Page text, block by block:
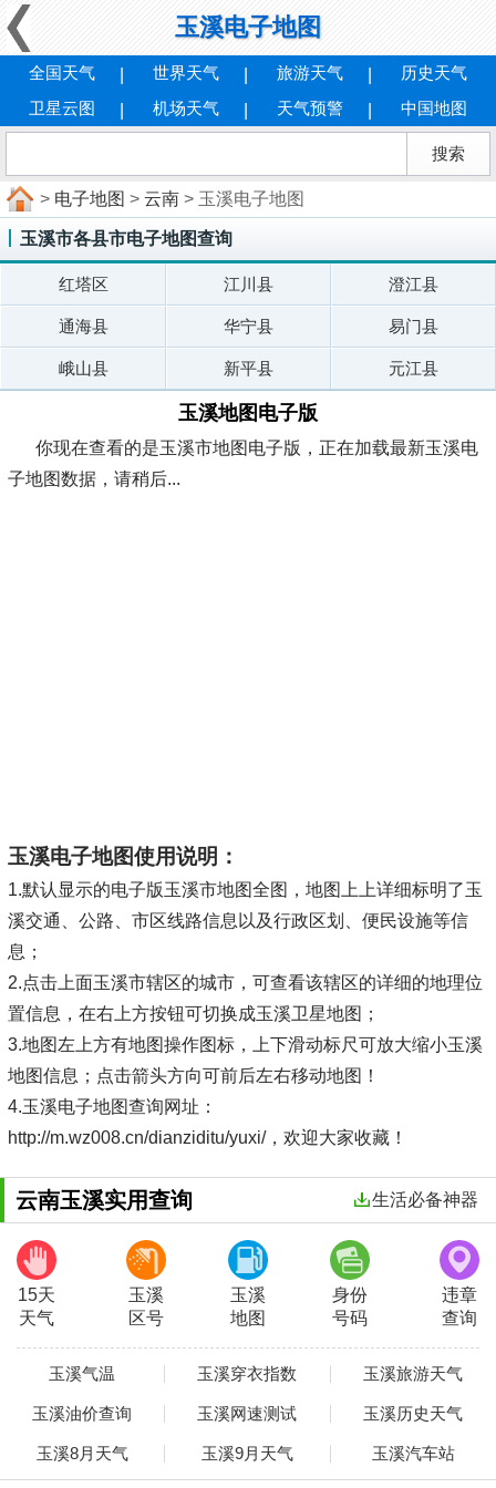
玉溪电子地图
全国天气 世界天气 旅游天气
历史天气
卫星云图
机场天气 天气预警 中国地图
> 电子地图 > 云南 > 玉溪电子地图
玉溪市各县市电子地图查询
红塔区 江川县 澄江县
通海县 华宁县 易门县
峨山县 新平县 元江县
玉溪地图电子版
你现在查看的是玉溪市地图电子版，正在加载最新玉溪电
子地图数据，请稍后...
玉溪电子地图使用说明：
1.默认显示的电子版玉溪市地图全图，地图上上详细标明了玉
溪交通、公路、市区线路信息以及行政区划、便民设施等信
息；
2.点击上面玉溪市辖区的城市，可查看该辖区的详细的地理位
置信息，在右上方按钮可切换成玉溪卫星地图；
3.地图左上方有地图操作图标，上下滑动标尺可放大缩小玉溪
地图信息；点击箭头方向可前后左右移动地图！
4.玉溪电子地图查询网址：
http://m.wz008.cn/dianziditu/yuxi/，欢迎大家收藏！
云南玉溪实用查询 生活必备神器
15天
天气
玉溪
区号
玉溪
地图
身份
号码
违章
查询
玉溪气温 玉溪穿衣指数 玉溪旅游天气
玉溪油价查询 玉溪网速测试 玉溪历史天气
玉溪8月天气 玉溪9月天气 玉溪汽车站